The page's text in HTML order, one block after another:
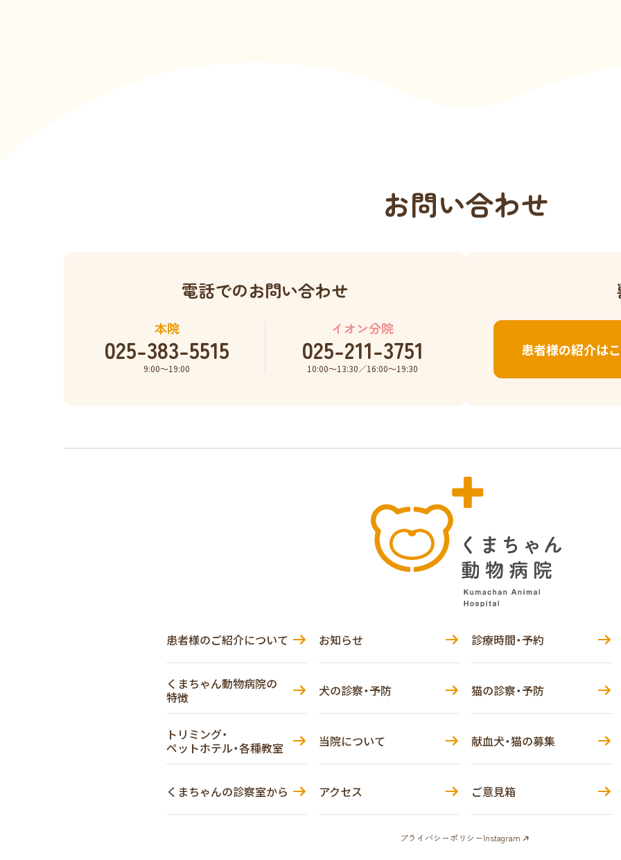
お問い合わせ
電話でのお問い合わせ
本院
025-383-5515
9:00〜19:00
イオン分院
025-211-3751
10:00〜13:30／16:00〜19:30
患者様の紹介は
患者様のご紹介について お知らせ 診療時間・予約
くまちゃん動物病院の
特徴
犬の診察・予防 猫の診察・予防
トリミング・
ペットホテル・各種教室
当院について 献血犬・猫の募集
くまちゃんの診察室から アクセス ご意見箱
プライバシーポリシーInstagram